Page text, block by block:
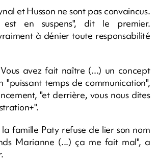
et Husson ne sont pas convaincus.
est en suspens", dit le premier.
à dénier toute responsabilité
avez fait naître (...) un concept
"puissant temps de communication",
"et derrière, vous nous dites
famille Paty refuse de lier son nom
Marianne (...) ça me fait mal", a